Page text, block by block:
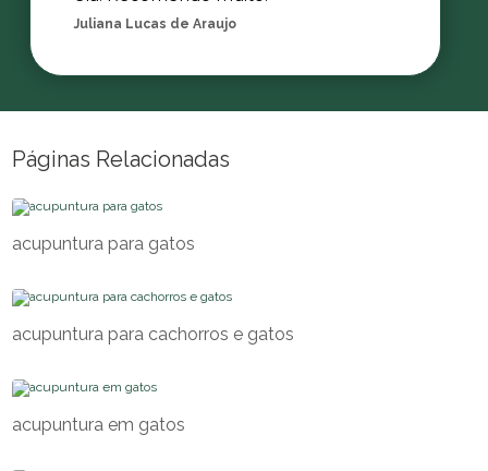
Juliana Lucas de Araujo
Páginas Relacionadas
acupuntura para gatos
acupuntura para cachorros e gatos
acupuntura em gatos